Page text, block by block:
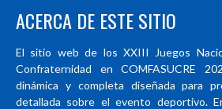
ACERCA DE ESTE SITIO
El sitio web de los XXIII Juegos
Confraternidad en COMFASUCRE
dinámica y completa diseñada para
detallada sobre el evento deportivo.